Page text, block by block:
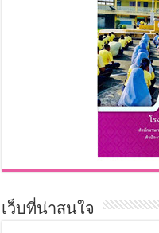
เว็บที่น่าสนใจ